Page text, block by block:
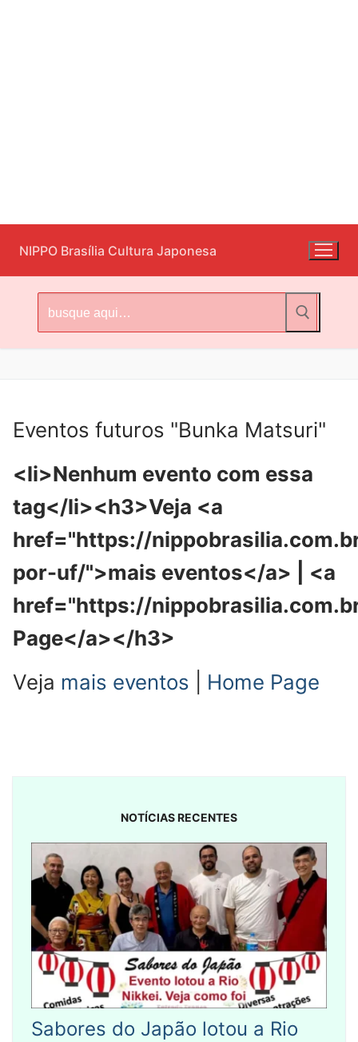
para
o
conteúdo
NIPPO Brasília Cultura Japonesa
por:
Eventos futuros "Bunka Matsuri"
<li>Nenhum evento com essa
tag</li><h3>Veja <a
href="https://
por-uf/">mais eventos</a> | <a
href="https://
Page</a></h3>
Veja mais eventos Home Page
NOTÍCIAS RECENTES
Sabores do Japão lotou a Rio